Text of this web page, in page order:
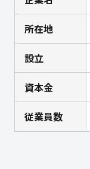
所在地
設立
資本金
従業員数